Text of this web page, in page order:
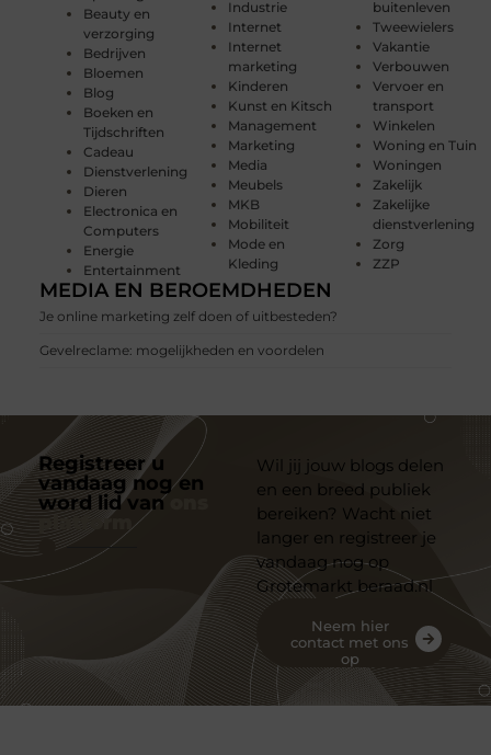
Beauty en
verzorging
Bedrijven
Bloemen
Blog
Boeken en
Tijdschriften
Cadeau
Dienstverlening
Dieren
Electronica en
Computers
Energie
Entertainment
Industrie
Internet
Internet
marketing
Kinderen
Kunst en Kitsch
Management
Marketing
Media
Meubels
MKB
Mobiliteit
Mode en
Kleding
buitenleven
Tweewielers
Vakantie
Verbouwen
Vervoer en
transport
Winkelen
Woning en Tuin
Woningen
Zakelijk
Zakelijke
dienstverlening
Zorg
ZZP
MEDIA EN BEROEMDHEDEN
Je online marketing zelf doen of uitbesteden?
Gevelreclame: mogelijkheden en voordelen
Registreer u
vandaag nog en
word lid van
platform
Wil jij jouw blogs delen
en een breed publiek
bereiken? Wacht niet
langer en registreer je
vandaag nog op
Grotemarkt beraad.nl
Neem hier
contact met ons
op